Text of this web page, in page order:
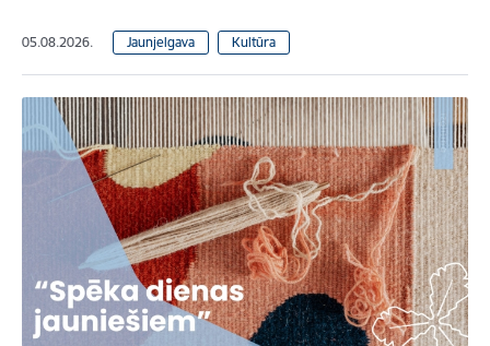
05.08.2026. Jaunjelgava Kultūra